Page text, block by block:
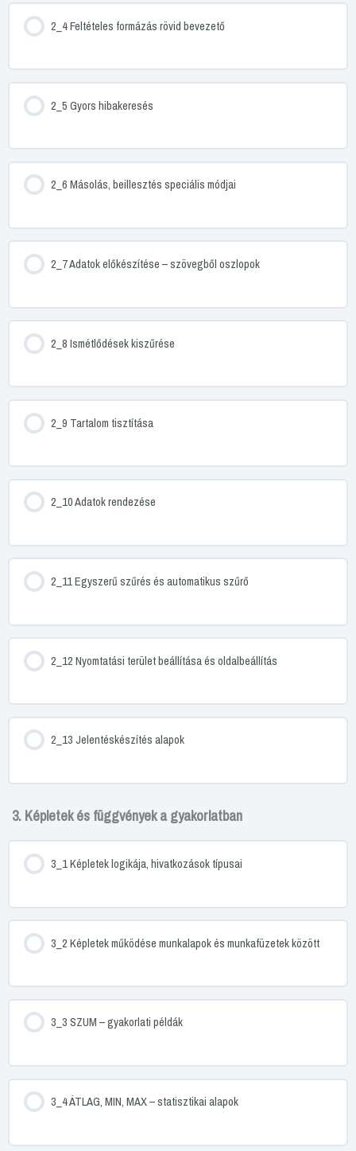
2_4 Feltételes formázás rövid bevezető
2_5 Gyors hibakeresés
2_6 Másolás, beillesztés speciális módjai
2_7 Adatok előkészítése – szövegből oszlopok
2_8 Ismétlődések kiszűrése
2_9 Tartalom tisztítása
2_10 Adatok rendezése
2_11 Egyszerű szűrés és automatikus szűrő
2_12 Nyomtatási terület beállítása és oldalbeállítás
2_13 Jelentéskészítés alapok
3. Képletek és függvények a gyakorlatban
3_1 Képletek logikája, hivatkozások típusai
3_2 Képletek működése munkalapok és munkafüzetek között
3_3 SZUM – gyakorlati példák
3_4 ÁTLAG, MIN, MAX – statisztikai alapok